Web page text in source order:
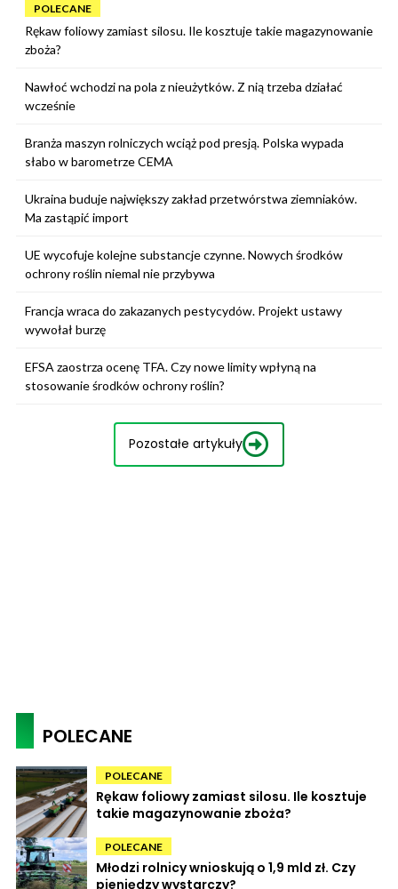
POLECANE
Rękaw foliowy zamiast silosu. Ile kosztuje takie magazynowanie
zboża?
Nawłoć wchodzi na pola z nieużytków. Z nią trzeba działać
wcześnie
Branża maszyn rolniczych wciąż pod presją. Polska wypada
słabo w barometrze CEMA
Ukraina buduje największy zakład przetwórstwa ziemniaków.
Ma zastąpić import
UE wycofuje kolejne substancje czynne. Nowych środków
ochrony roślin niemal nie przybywa
Francja wraca do zakazanych pestycydów. Projekt ustawy
wywołał burzę
EFSA zaostrza ocenę TFA. Czy nowe limity wpłyną na
stosowanie środków ochrony roślin?
Pozostałe artykuły
POLECANE
POLECANE
Rękaw foliowy zamiast silosu. Ile kosztuje
takie magazynowanie zboża?
POLECANE
Młodzi rolnicy wnioskują o 1,9 mld zł. Czy
pieniędzy wystarczy?